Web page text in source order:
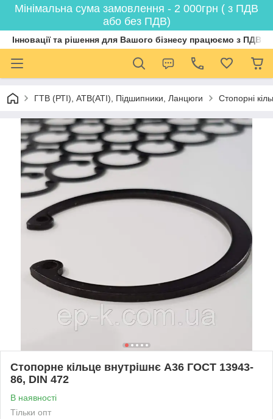
Мінімальна сума замовлення - 2 000грн ( з ПДВ
або без ПДВ)
Інновації та рішення для Вашого бізнесу працюємо з ПДВ
ГТВ (РТI), АТВ(АТI), Пiдшипники, Ланцюги Стопорні
Стопорне кільце внутрішнє А36 ГОСТ 13943-
86, DIN 472
В наявності
Тільки опт